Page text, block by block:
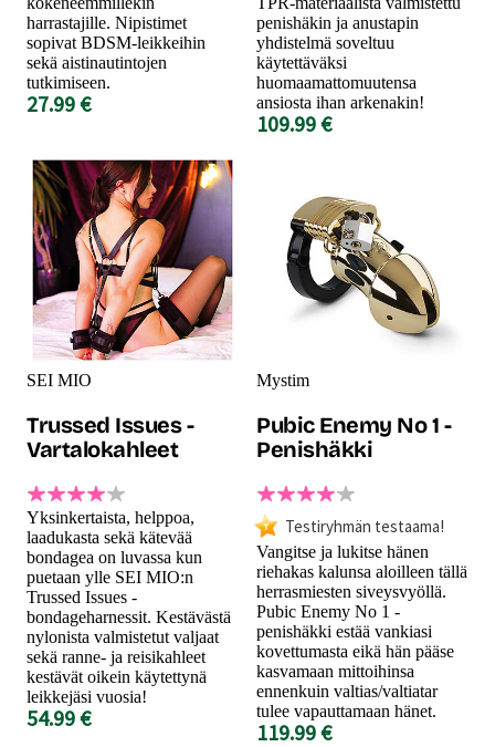
harrastajille. Nipistimet
sopivat BDSM-leikkeihin
sekä aistinautintojen
tutkimiseen.
27.99 €
penishäkin ja anustapin
yhdistelmä soveltuu
käytettäväksi
huomaamattomuutensa
ansiosta ihan arkenakin!
109.99 €
SEI MIO
Trussed Issues -
Vartalokahleet
Yksinkertaista, helppoa,
laadukasta sekä kätevää
bondagea on luvassa kun
puetaan ylle SEI MIO:n
Trussed Issues -
bondageharnessit. Kestävästä
nylonista valmistetut valjaat
sekä ranne- ja reisikahleet
kestävät oikein käytettynä
leikkejäsi vuosia!
54.99 €
Mystim
Pubic Enemy No 1 -
Penishäkki
Testiryhmän testaama!
Vangitse ja lukitse hänen
riehakas kalunsa aloilleen tällä
herrasmiesten siveysvyöllä.
Pubic Enemy No 1 -
penishäkki estää vankiasi
kovettumasta eikä hän pääse
kasvamaan mittoihinsa
ennenkuin valtias/valtiatar
tulee vapauttamaan hänet.
119.99 €